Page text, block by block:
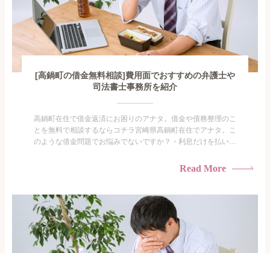
[高鍋町の借金無料相談]費用面でおすすめの弁護士や
司法書士事務所を紹介
高鍋町在住で借金返済にお困りのアナタ。借金や債務整理のこ
とを無料で相談するならコチラ宮崎県高鍋町在住でアナタ。こ
のような借金問題でお悩みでないですか？・利息だけを払い続
られたくない・借金の催促、取り立てで憂鬱になる。・闇金に
がありま...
Read More